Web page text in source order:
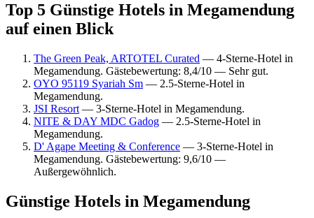
Top 5 Günstige Hotels in Megamendung
auf einen Blick
The Green Peak, ARTOTEL Curated — 4-Sterne-Hotel in
Megamendung. Gästebewertung: 8,4/10 — Sehr gut.
OYO 95119 Syariah Sm — 2.5-Sterne-Hotel in
Megamendung.
JSI Resort — 3-Sterne-Hotel in Megamendung.
NITE & DAY MDC Gadog — 2.5-Sterne-Hotel in
Megamendung.
D' Agape Meeting & Conference — 3-Sterne-Hotel in
Megamendung. Gästebewertung: 9,6/10 —
Außergewöhnlich.
Günstige Hotels in Megamendung